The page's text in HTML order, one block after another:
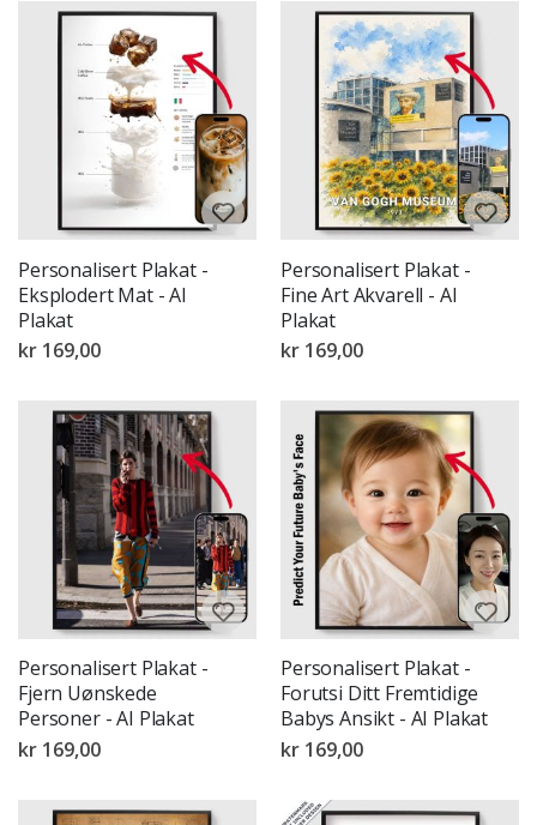
Personalisert Plakat -
Eksplodert Mat - AI
Plakat
kr 169,00
Personalisert Plakat -
Fine Art Akvarell - AI
Plakat
kr 169,00
Personalisert Plakat -
Fjern Uønskede
Personer - AI Plakat
kr 169,00
Personalisert Plakat -
Forutsi Ditt Fremtidige
Babys Ansikt - AI Plakat
kr 169,00